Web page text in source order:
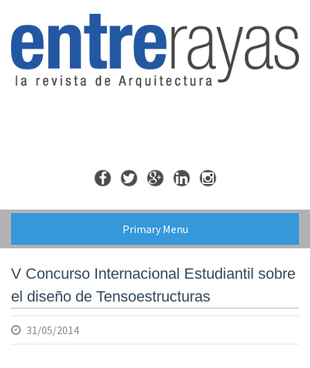
content
Primary Menu
V Concurso Internacional Estudiantil sobre
el diseño de Tensoestructuras
31/05/2014